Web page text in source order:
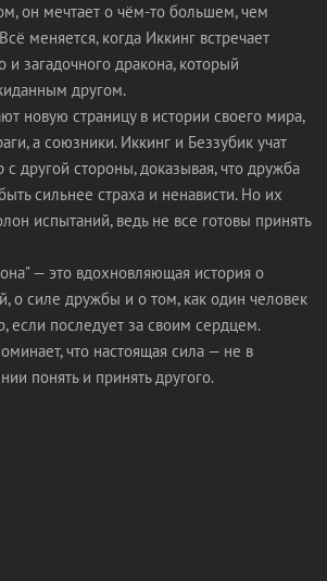
он мечтает о чём-то большем, чем
меняется, когда Иккинг встречает
и загадочного дракона, который
другом.
новую страницу в истории своего мира,
а союзники. Иккинг и Беззубик учат
с другой стороны, доказывая, что дружба
сильнее страха и ненависти. Но их
испытаний, ведь не все готовы принять
— это вдохновляющая история о
о силе дружбы и о том, как один человек
если последует за своим сердцем.
что настоящая сила — не в
понять и принять другого.